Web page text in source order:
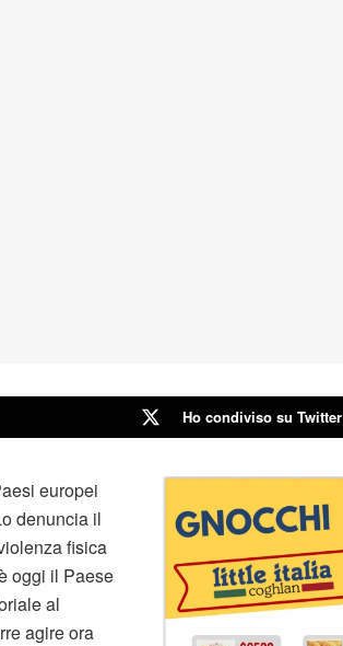
Ho condiviso su Twitter
europei
denuncia il
fisica
oggi il Paese
al
agire ora